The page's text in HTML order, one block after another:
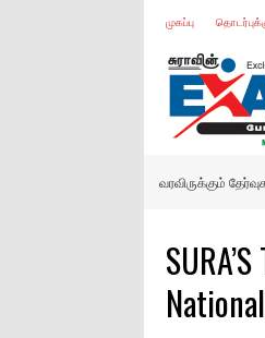
முகப்பு
வரவிருக்கும்